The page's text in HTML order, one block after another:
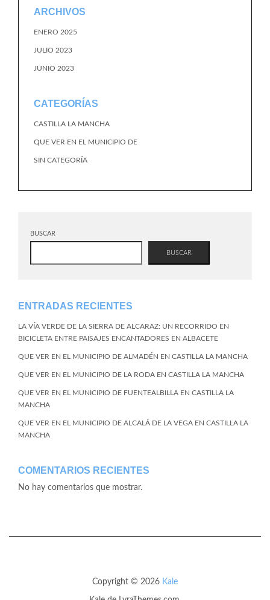
ARCHIVOS
ENERO 2025
JULIO 2023
JUNIO 2023
CATEGORÍAS
CASTILLA LA MANCHA
QUE VER EN EL MUNICIPIO DE
SIN CATEGORÍA
BUSCAR
BUSCAR
ENTRADAS RECIENTES
LA VÍA VERDE DE LA SIERRA DE ALCARAZ: UN RECORRIDO EN
BICICLETA ENTRE PAISAJES ENCANTADORES EN ALBACETE
QUE VER EN EL MUNICIPIO DE ALMADÉN EN CASTILLA LA MANCHA
QUE VER EN EL MUNICIPIO DE LA RODA EN CASTILLA LA MANCHA
QUE VER EN EL MUNICIPIO DE FUENTEALBILLA EN CASTILLA LA
MANCHA
QUE VER EN EL MUNICIPIO DE ALCALÁ DE LA VEGA EN CASTILLA LA
MANCHA
COMENTARIOS RECIENTES
No hay comentarios que mostrar.
Copyright © 2026 Kale